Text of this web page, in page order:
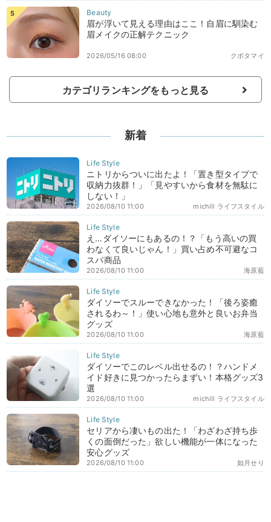
眉が浮いて見える理由はここ！自眉に馴染む
眉メイクの正解テクニック
クボタマイ
2026/05/16 08:00
カテゴリランキングをもっと見る
新着
ニトリからついに出たよ！「置き型タイプで
収納力抜群！」「見やすいから食材を無駄に
しない！」
michill ライフスタイル
2026/08/10 11:00
え…ダイソーにもあるの！？「もう高いの買
わなくて良いじゃん！」買い占め不可避なコ
スパ商品
海原藍
2026/08/10 11:00
ダイソーでスルーできなかった！「後ろ姿癒
されるわ～！」使い心地も意外と良いお弁当
グッズ
海原藍
2026/08/10 11:00
ダイソーでこのレベル出せるの！？ハンドメ
イド好きに見つかったらまずい！本格グッズ3
選
michill ライフスタイル
2026/08/10 11:00
セリアから凄いもの出た！「わざわざ持ち歩
くの面倒だった」欲しい機能が一体になった
安心グッズ
如月せり
2026/08/10 11:00